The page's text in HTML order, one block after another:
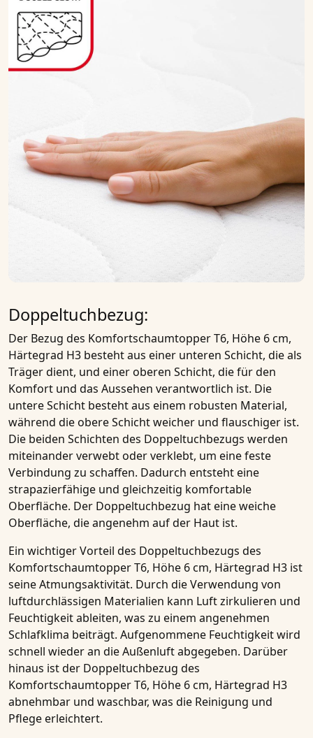
Doppeltuchbezug:
Der Bezug des Komfortschaumtopper T6, Höhe 6 cm,
Härtegrad H3 besteht aus einer unteren Schicht, die als
Träger dient, und einer oberen Schicht, die für den
Komfort und das Aussehen verantwortlich ist. Die
untere Schicht besteht aus einem robusten Material,
während die obere Schicht weicher und flauschiger ist.
Die beiden Schichten des Doppeltuchbezugs werden
miteinander verwebt oder verklebt, um eine feste
Verbindung zu schaffen. Dadurch entsteht eine
strapazierfähige und gleichzeitig komfortable
Oberfläche. Der Doppeltuchbezug hat eine weiche
Oberfläche, die angenehm auf der Haut ist.
Ein wichtiger Vorteil des Doppeltuchbezugs des
Komfortschaumtopper T6, Höhe 6 cm, Härtegrad H3 ist
seineAtmungsaktivität. Durch die Verwendung von
luftdurchlässigen Materialien kann Luft zirkulieren und
Feuchtigkeit ableiten, was zu einem angenehmen
Schlafklima beiträgt. Aufgenommene Feuchtigkeit wird
schnell wieder an die Außenluft abgegeben. Darüber
hinaus ist der Doppeltuchbezug des
Komfortschaumtopper T6, Höhe 6 cm, Härtegrad H3
abnehmbar und waschbar, was die Reinigung und
Pflege erleichtert.